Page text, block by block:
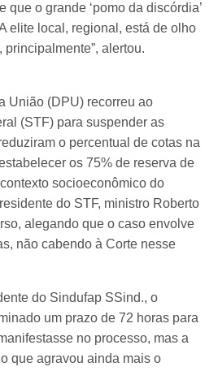
que o grande ‘pomo da discórdia’
elite local, regional, está de olho
alertou.
União (DPU) recorreu ao
(STF) para suspender as
o percentual de cotas na
os 75% de reserva de
socioeconômico do
do STF, ministro Roberto
alegando que o caso envolve
não cabendo à Corte nesse
do Sindufap SSind., o
um prazo de 72 horas para
no processo, mas a
que agravou ainda mais o